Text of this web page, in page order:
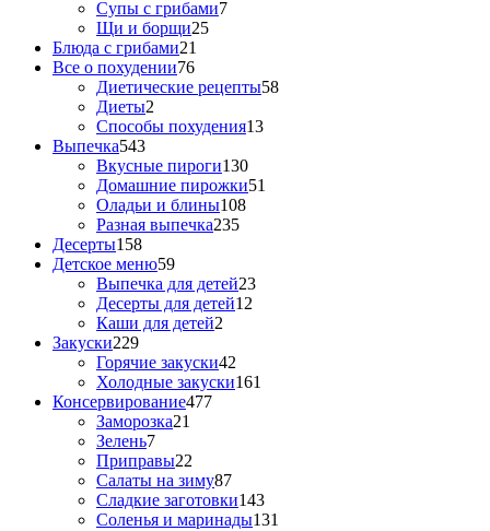
Супы с грибами7
Щи и борщи25
Блюда с грибами21
Все о похудении76
Диетические рецепты58
Диеты2
Способы похудения13
Выпечка543
Вкусные пироги130
Домашние пирожки51
Оладьи и блины108
Разная выпечка235
Десерты158
Детское меню59
Выпечка для детей23
Десерты для детей12
Каши для детей2
Закуски229
Горячие закуски42
Холодные закуски161
Консервирование477
Заморозка21
Зелень7
Приправы22
Салаты на зиму87
Сладкие заготовки143
Соленья и маринады131